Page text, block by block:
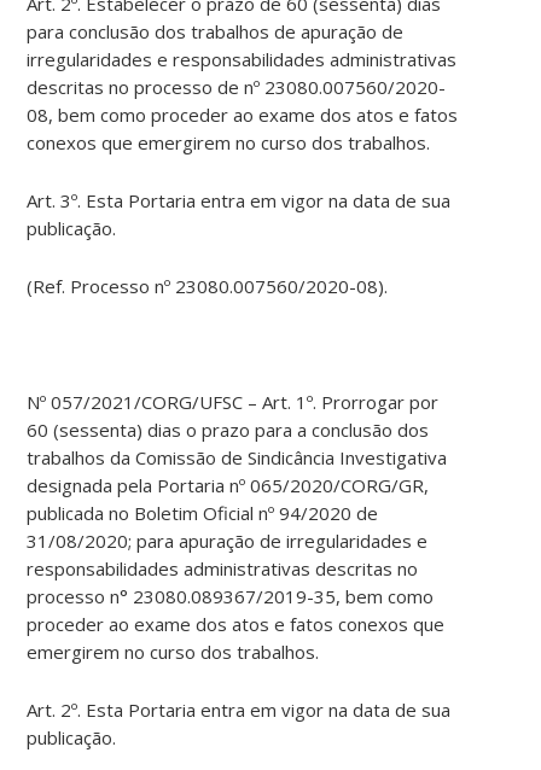
para conclusão dos trabalhos de apuração de
irregularidades e responsabilidades administrativas
descritas no processo de nº 23080.007560/2020-
08, bem como proceder ao exame dos atos e fatos
conexos que emergirem no curso dos trabalhos.
Art. 3º. Esta Portaria entra em vigor na data de sua
publicação.
(Ref. Processo nº 23080.007560/2020-08).
Nº 057/2021/CORG/UFSC – Art. 1º. Prorrogar por
60 (sessenta) dias o prazo para a conclusão dos
trabalhos da Comissão de Sindicância Investigativa
designada pela Portaria nº 065/2020/CORG/GR,
publicada no Boletim Oficial nº 94/2020 de
31/08/2020; para apuração de irregularidades e
responsabilidades administrativas descritas no
processo n° 23080.089367/2019-35, bem como
proceder ao exame dos atos e fatos conexos que
emergirem no curso dos trabalhos.
Art. 2º. Esta Portaria entra em vigor na data de sua
publicação.